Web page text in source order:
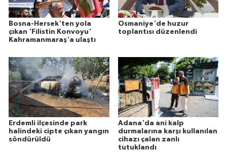
Bosna-Hersek'ten yola
çıkan 'Filistin Konvoyu'
Kahramanmaraş'a ulaştı
Osmaniye'de huzur
toplantısı düzenlendi
Erdemli ilçesinde park
halindeki cipte çıkan yangın
söndürüldü
Adana'da ani kalp
durmalarına karşı kullanılan
cihazı çalan zanlı
tutuklandı